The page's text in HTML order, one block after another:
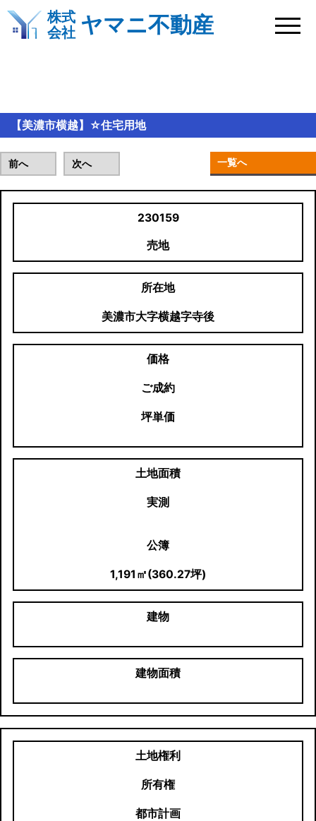
株式
会社 ヤマニ不動産
【美濃市横越】☆住宅用地
前へ 次へ 一覧へ
230159
売地
所在地
美濃市大字横越字寺後
価格
ご成約
坪単価
土地面積
実測
公簿
1,191㎡(360.27坪)
建物
建物面積
土地権利
所有権
都市計画